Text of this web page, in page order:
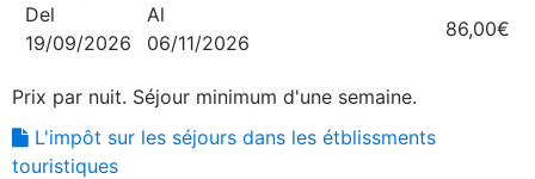
Del
19/09/2026
Al
06/11/2026
86,00€
Prix par nuit. Séjour minimum d'une semaine.
L'impôt sur les séjours dans les étblissments
touristiques